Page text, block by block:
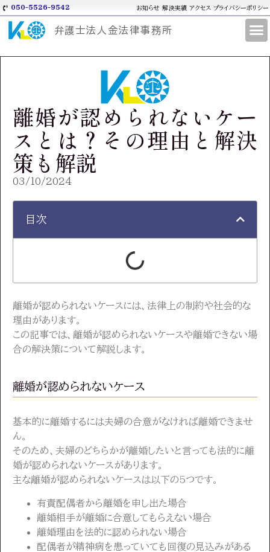
050-5526-9542 お知らせ 解決実績 アクセス プライバシーポリシー
弁護士法人金法律事務所
離婚が認められないケー
スとは？その理由と解決
策も解説
03/10/2024
目次
離婚が認められないケースには、法律上の制約や社会的な
理由があります。
この記事では、離婚が認められないケースや離婚できない場
合の解決策について解説します。
離婚が認められないケース
基本的に離婚するには夫婦の合意がなければ離婚できませ
ん。
そのため、夫婦のどちらかが離婚したいと言っても法的に離
婚が認められないケースがあります。
主な離婚が認められないケースは以下の5つです。
有責配偶者から離婚を申し出た場合
離婚相手が離婚に合意してもらえない場合
離婚理由を法的に認められない場合
配偶者が精神病を患っていても回復の見込みがある